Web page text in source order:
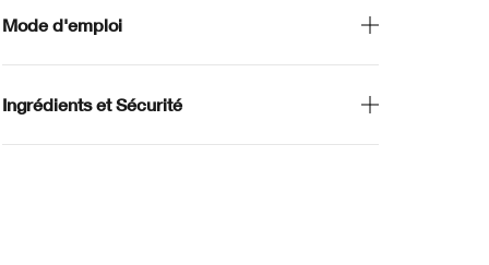
Mode d'emploi
Ingrédients et Sécurité